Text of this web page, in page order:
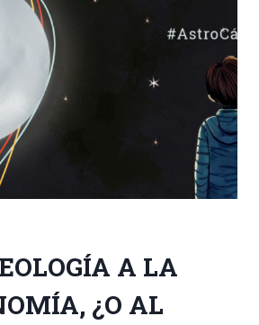
A LA
¿O AL